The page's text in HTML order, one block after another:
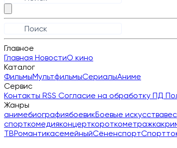
Главное
Главная НовостиО кино
Каталог
ФильмыМультфильмыСериалыАниме
Сервис
Контакты RSS Согласие на обработку ПД
Жанры
анимебиографиябоевикБоевые искусства
спорткомедияконцерткороткометражка
ТВРомантикасемейныйСёненспортСпорт